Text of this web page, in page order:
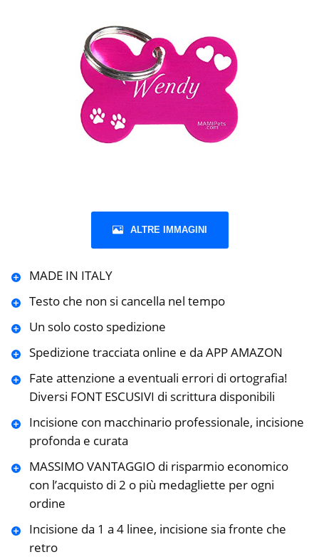
ALTRE IMMAGINI
MADE IN ITALY
Testo che non si cancella nel tempo
Un solo costo spedizione
Spedizione tracciata online e da APP AMAZON
Fate attenzione a eventuali errori di ortografia!
Diversi FONT ESCUSIVI di scrittura disponibili
Incisione con macchinario professionale, incisione
profonda e curata
MASSIMO VANTAGGIO di risparmio economico
con l’acquisto di 2 o più medagliette per ogni
ordine
Incisione da 1 a 4 linee, incisione sia fronte che
retro